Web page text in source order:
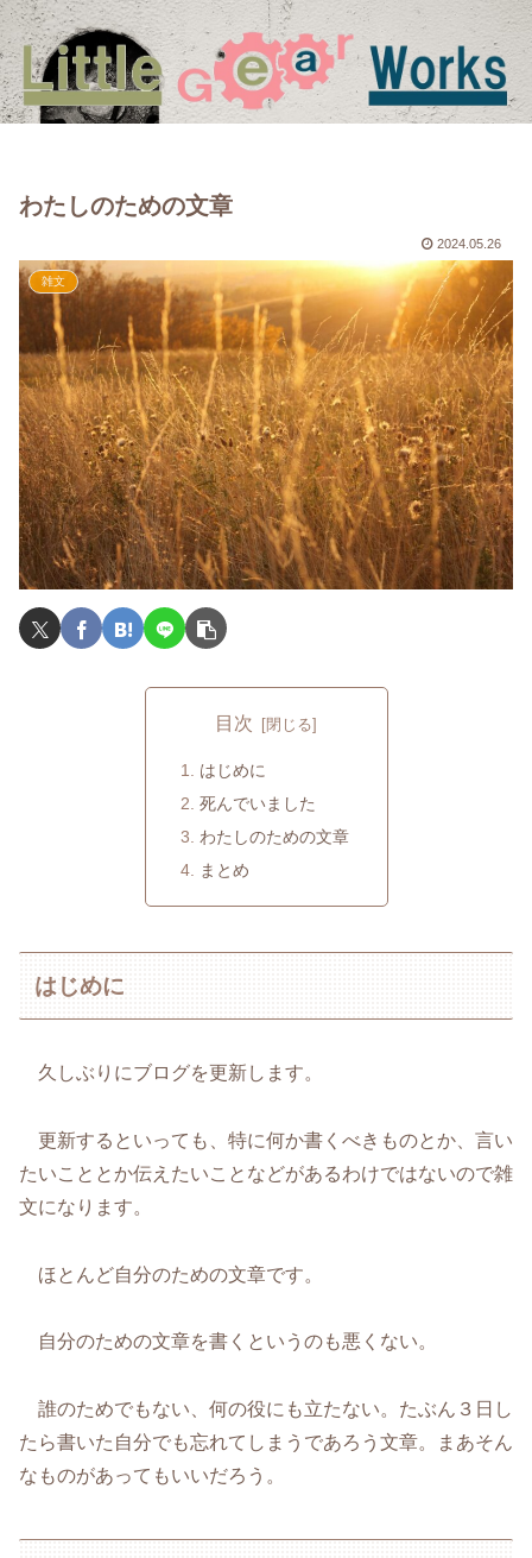
わたしのための文章
2024.05.26
雑文
目次
はじめに
死んでいました
わたしのための文章
まとめ
はじめに
久しぶりにブログを更新します。
更新するといっても、特に何か書くべきものとか、言い
たいこととか伝えたいことなどがあるわけではないので雑
文になります。
ほとんど自分のための文章です。
自分のための文章を書くというのも悪くない。
誰のためでもない、何の役にも立たない。たぶん３日し
たら書いた自分でも忘れてしまうであろう文章。まあそん
なものがあってもいいだろう。